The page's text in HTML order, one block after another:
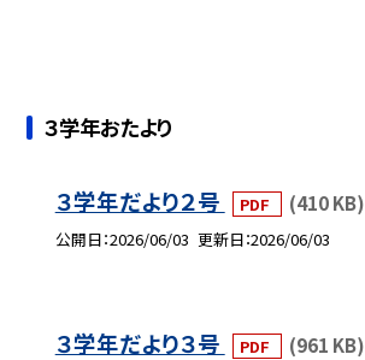
３学年おたより
３学年だより２号 PDF (410 KB)
公開日 2026/06/03 更新日 2026/06/03
３学年だより３号 PDF (961 KB)